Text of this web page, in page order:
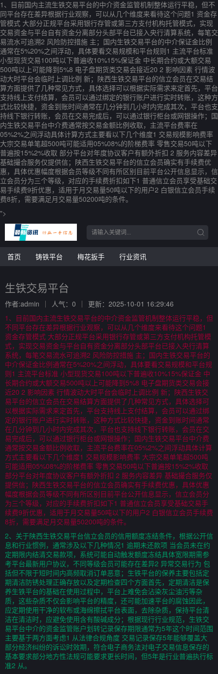
1、目前国内主流生铁交易平台的中介资金监管机制整体运行平稳，但不
同平台存在差异根据行业观察，可以从几个维度来看待这个问题1 资金存
管模式 大部分正规平台采用银行存管或第三方支付机构托管模式，实现
交易资金与平台自有资金分离部分头部平台已接入央行清算系统，每笔交
易流水可追溯2 风险防控措施 主；国内生铁交易平台的中介保证金比例
通常在5%20%之间浮动，具体要看交易规模和平台规则1 主流平台标准
小型现货交易100吨以下普遍收10%15%保证金 中长期合约或大额交易
500吨以上可能降到5%8 电子盘期货类交易会接近20 2 影响因素 行情波
动大时平台会临时上调比例 新；陕西生铁交易平台的信立会员在交易结
算方面提供了几种常见方式，具体选择可以根据实际需求来定首先，平台
支持线上支付结算，会员可以通过绑定的银行账户进行实时转账，这种方
式比较快捷，资金到账时间通常在几分钟到几小时内完成其次，平台也支
持线下银行转账，会员在交易完成后，可以通过银行柜台或网银操作；国
内生铁交易平台中介费通常按交易金额比例收取，主流平台费率在
05%2%之间浮动具体计算方式主要看以下几个维度1 交易规模影响费率
大宗交易单笔超500吨可能适用05%08%的阶梯费率 零售交易50吨以下
普遍按15%2%收取 部分平台对年度协议客户有额外折扣 2 服务内容差异
基础撮合服务仅提供信；陕西生铁交易平台的信立会员确实有手续费优
惠，具体优惠幅度根据会员等级不同有所区别目前平台公开信息显示，信
立会员分为三个等级，对应的手续费折扣如下1 普通信立会员享受基础交
易手续费9折优惠，适用于月交易量50吨以下的用户2 白银信立会员手续
费8折，需要满足月交易量50200吨的条件。
">
首页 铸铁平台 梅花扳手 行业资讯
生铁交易平台
作者:admin 人气：0
更新：2025-10-01 16:29:46
1、目前国内主流生铁交易平台的中介资金监管机制整体运行平稳，但
不同平台存在差异根据行业观察，可以从几个维度来看待这个问题1
资金存管模式 大部分正规平台采用银行存管或第三方支付机构托管模
式，实现交易资金与平台自有资金分离部分头部平台已接入央行清算
系统，每笔交易流水可追溯2 风险防控措施 主；国内生铁交易平台的
中介保证金比例通常在5%20%之间浮动，具体要看交易规模和平台规
则1 主流平台标准 小型现货交易100吨以下普遍收10%15%保证金 中
长期合约或大额交易500吨以上可能降到5%8 电子盘期货类交易会接
近20 2 影响因素 行情波动大时平台会临时上调比例 新；陕西生铁交
易平台的信立会员在交易结算方面提供了几种常见方式，具体选择可
以根据实际需求来定首先，平台支持线上支付结算，会员可以通过绑
定的银行账户进行实时转账，这种方式比较快捷，资金到账时间通常
在几分钟到几小时内完成其次，平台也支持线下银行转账，会员在交
易完成后，可以通过银行柜台或网银操作；国内生铁交易平台中介费
通常按交易金额比例收取，主流平台费率在05%2%之间浮动具体计算
方式主要看以下几个维度1 交易规模影响费率 大宗交易单笔超500吨
可能适用05%08%的阶梯费率 零售交易50吨以下普遍按15%2%收取
部分平台对年度协议客户有额外折扣 2 服务内容差异 基础撮合服务仅
提供信；陕西生铁交易平台的信立会员确实有手续费优惠，具体优惠
幅度根据会员等级不同有所区别目前平台公开信息显示，信立会员分
为三个等级，对应的手续费折扣如下1 普通信立会员享受基础交易手
续费9折优惠，适用于月交易量50吨以下的用户2 白银信立会员手续费
8折，需要满足月交易量50200吨的条件。
2、关于陕西生铁交易平台信立会员的信用额度冻结条件，根据公开信
息和行业惯例，通常涉及以下几种情况1 逾期未还款项 当会员未在约
定期限内结清交易款项，系统可能自动触发额度冻结具体宽限期需参
考平台最新用户协议，不同等级会员可能存在差异2 异常交易行为 包
括但不限于短时间内高频取消订单恶意；生铁平台的保养主要包括定
期清洁防锈处理正确存放以及定期检查四个方面首先，定期清洁是保
养生铁平台的基础在使用过程中，平台上难免会沾染灰尘油污等杂
质，这些杂质不仅会影响平台的精度，还可能加速平台的腐蚀因此，
应定期使用干净的软布或海绵擦拭平台表面，去除杂质，保持平台清
洁在清洁时，应避免使用含有酸碱成分；根据现行行业规范，生铁交
易平台中介的资金监管账户划转记录保存期限通常为5年这个时间范围
主要基于两方面考虑1 从法律合规角度 交易记录保存5年能够覆盖大
部分经济纠纷的诉讼时效期，符合电子商务法对电子交易信息保存的
基本要求部分地方性法规可能要求更长时间，但5年是行业普遍执行标
准2 从。